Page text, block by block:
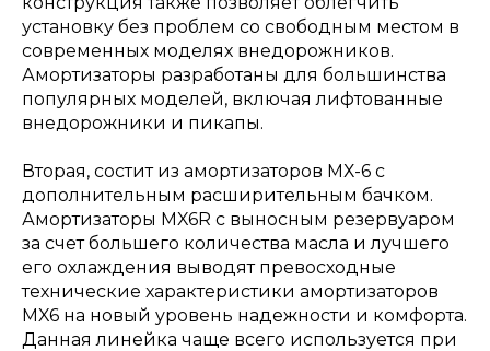
установку без проблем со свободным местом в
современных моделях внедорожников.
Амортизаторы разработаны для большинства
популярных моделей, включая лифтованные
внедорожники и пикапы.
Вторая, состит из амортизаторов МХ-6 с
дополнительным расширительным бачком.
Амортизаторы MX6R с выносным резервуаром
за счет большего количества масла и лучшего
его охлаждения выводят превосходные
технические характеристики амортизаторов
MX6 на новый уровень надежности и комфорта.
Данная линейка чаще всего используется при